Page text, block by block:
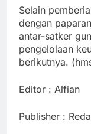
Selain
dengan
antar-satker
pengelolaan
berikutnya.
Editor : Alfian
Publisher :